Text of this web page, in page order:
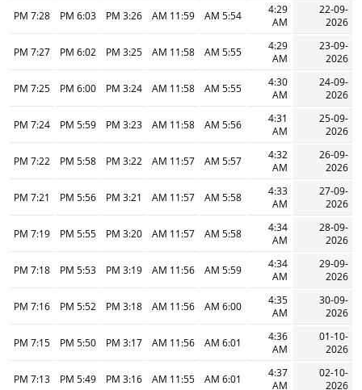
22-09-
2026
4:29
AM
5:54 AM
11:59 AM
3:26 PM
6:03 PM
7:28 PM
23-09-
2026
4:29
AM
5:55 AM
11:58 AM
3:25 PM
6:02 PM
7:27 PM
24-09-
2026
4:30
AM
5:55 AM
11:58 AM
3:24 PM
6:00 PM
7:25 PM
25-09-
2026
4:31
AM
5:56 AM
11:58 AM
3:23 PM
5:59 PM
7:24 PM
26-09-
2026
4:32
AM
5:57 AM
11:57 AM
3:22 PM
5:58 PM
7:22 PM
27-09-
2026
4:33
AM
5:58 AM
11:57 AM
3:21 PM
5:56 PM
7:21 PM
28-09-
2026
4:34
AM
5:58 AM
11:57 AM
3:20 PM
5:55 PM
7:19 PM
29-09-
2026
4:34
AM
5:59 AM
11:56 AM
3:19 PM
5:53 PM
7:18 PM
30-09-
2026
4:35
AM
6:00 AM
11:56 AM
3:18 PM
5:52 PM
7:16 PM
01-10-
2026
4:36
AM
6:01 AM
11:56 AM
3:17 PM
5:50 PM
7:15 PM
02-10-
2026
4:37
AM
6:01 AM
11:55 AM
3:16 PM
5:49 PM
7:13 PM